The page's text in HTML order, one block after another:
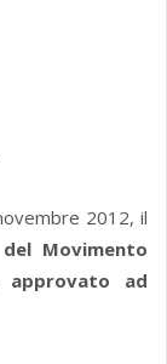
2012, il
Movimento
approvato ad